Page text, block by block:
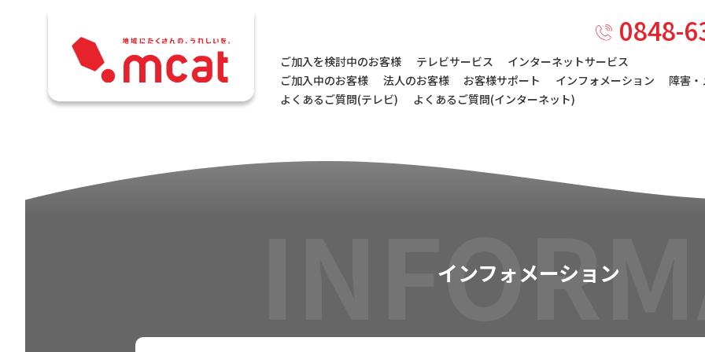
0848-
ご加入を検討中のお客様 テレビサービス
インターネットサービス
ご加入中のお客様
法人のお客様 お客様サポート インフォメーション
障害
よくあるご質問(テレビ)
よくあるご質問(インターネット)
インフォメーション